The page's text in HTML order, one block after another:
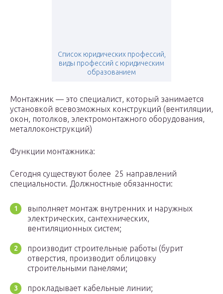
Список юридических профессий,
виды профессий с юридическим
образованием
Монтажник — это специалист, который занимается
установкой всевозможных конструкций (вентиляции,
окон, потолков, электромонтажного оборудования,
металлоконструкций)
Функции монтажника:
Сегодня существуют более 25 направлений
специальности. Должностные обязанности:
выполняет монтаж внутренних и наружных
электрических, сантехнических,
вентиляционных систем;
производит строительные работы (бурит
отверстия, производит облицовку
строительными панелями;
прокладывает кабельные линии;